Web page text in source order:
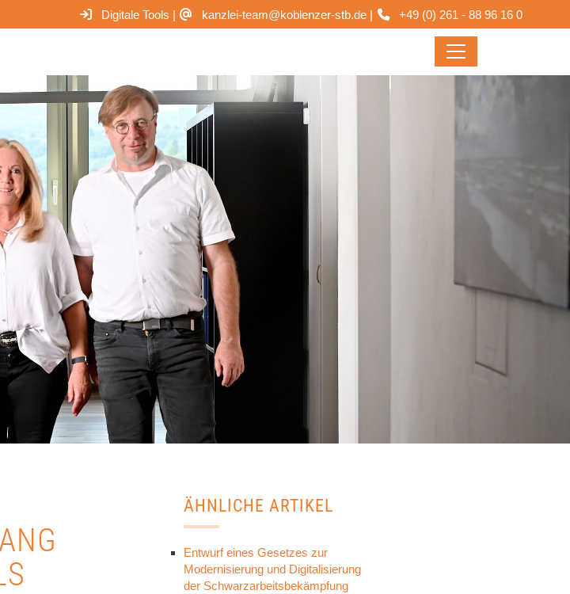
Digitale Tools | kanzlei-team@koblenzer-stb.de| +49 (0) 261 - 88 96 16 0
ÄHNLICHE ARTIKEL
Entwurf eines Gesetzes zur
Modernisierung und Digitalisierung
der Schwarzarbeitsbekämpfung